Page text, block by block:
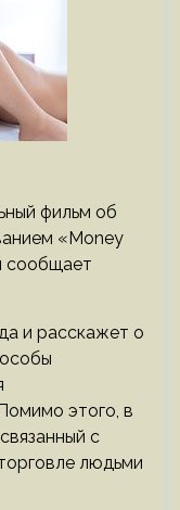
фильм об
«Money
сообщает
и расскажет о
этого, в
с
людьми